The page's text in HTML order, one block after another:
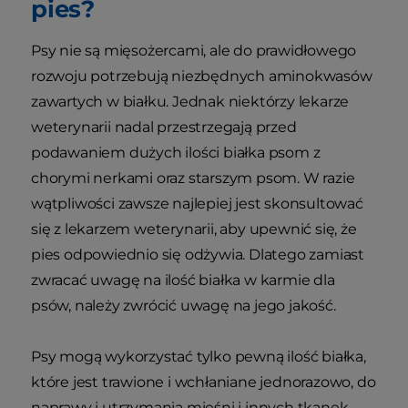
pies?
Psy nie są mięsożercami, ale do prawidłowego
rozwoju potrzebują niezbędnych aminokwasów
zawartych w białku. Jednak niektórzy lekarze
weterynarii nadal przestrzegają przed
podawaniem dużych ilości białka psom z
chorymi nerkami oraz starszym psom. W razie
wątpliwości zawsze najlepiej jest skonsultować
się z lekarzem weterynarii, aby upewnić się, że
pies odpowiednio się odżywia. Dlatego zamiast
zwracać uwagę na ilość białka w karmie dla
psów, należy zwrócić uwagę na jego jakość.
Psy mogą wykorzystać tylko pewną ilość białka,
które jest trawione i wchłaniane jednorazowo, do